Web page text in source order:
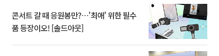
콘서트 갈 때 응원봉만?⋯'최애' 위한 필수
품 등장이오! [솔드아웃]